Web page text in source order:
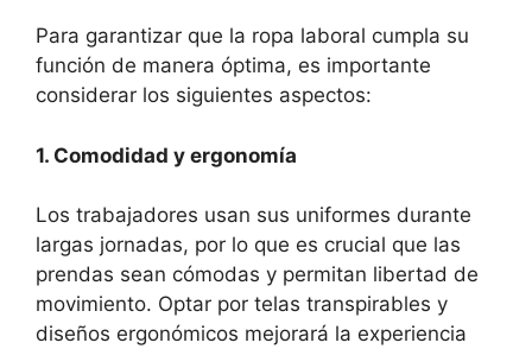
Para garantizar que la ropa laboral cumpla su
función de manera óptima, es importante
considerar los siguientes aspectos:
1. Comodidad y ergonomía
Los trabajadores usan sus uniformes durante
largas jornadas, por lo que es crucial que las
prendas sean cómodas y permitan libertad de
movimiento. Optar por telas transpirables y
diseños ergonómicos mejorará la experiencia